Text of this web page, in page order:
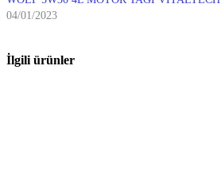
04/01/2023
İlgili ürünler